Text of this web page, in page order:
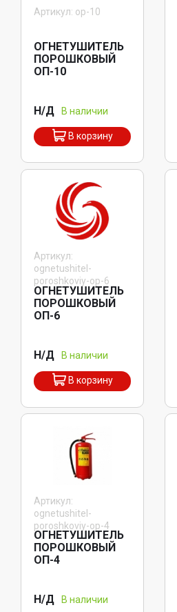
Артикул: op-10
ОГНЕТУШИТЕЛЬ
ПОРОШКОВЫЙ
ОП-10
Н/Д В наличии
В корзину
Артикул:
ognetushitel-
poroshkoviy-op-6
ОГНЕТУШИТЕЛЬ
ПОРОШКОВЫЙ
ОП-6
Н/Д В наличии
В корзину
Артикул:
ognetushitel-
poroshkoviy-op-4
ОГНЕТУШИТЕЛЬ
ПОРОШКОВЫЙ
ОП-4
Н/Д В наличии